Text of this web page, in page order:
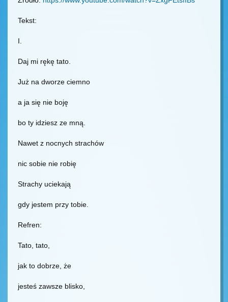
Tekst:
I.
Daj mi rękę tato.
Już na dworze ciemno
a ja się nie boję
bo ty idziesz ze mną.
Nawet z nocnych strachów
nic sobie nie robię
Strachy uciekają
gdy jestem przy tobie.
Refren:
Tato, tato,
jak to dobrze, że
jesteś zawsze blisko,